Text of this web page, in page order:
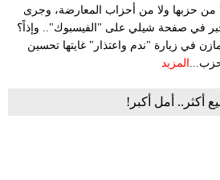
من حزبها ولا من أحزاب المعارضة، وجرى
في صفحة شيلي على "الفيسبوك".. وإذاً؟
في زيارة "ندم واعتذار" غايتها تحسين
المزيد
أكثر.. أمل أكبر!